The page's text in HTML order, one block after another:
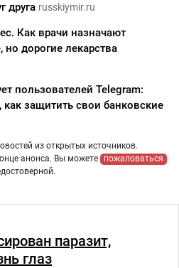
друга russkiymir.ru
Как врачи назначают
дорогие лекарства
пользователей Telegram:
как защитить свои банковские
из открытых источников.
анонса. Вы можете
пожаловаться
паразит,
глаз